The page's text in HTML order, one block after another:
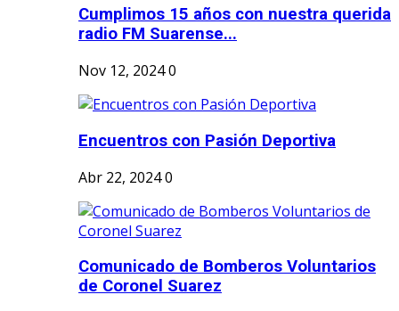
Cumplimos 15 años con nuestra querida
radio FM Suarense...
Nov 12, 20240
Encuentros con Pasión Deportiva
Abr 22, 20240
Comunicado de Bomberos Voluntarios
de Coronel Suarez